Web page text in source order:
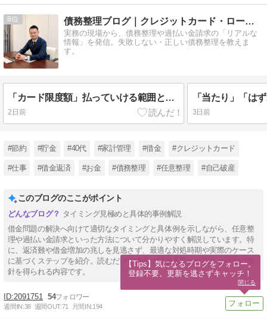
8 債務整理ブログ｜クレジットカード・ローン返済で悩んでいる方へ
実務の現場から、債務整理や過払い金請求の「リアルな
情報」を発信。失敗しない・正しい債務整理を教えま
す。
「カード限度額」払っていける範囲という勘違い
2日前 3日前
#節約 #貯金 #40代 #家計管理 #借金 #クレジットカード
#仕事 #借金返済 #お金 #債務整理 #任意整理 #自己破産
このブログのここがポイント
タイミング見極めと具体的事例解説
借金問題の解決へ向けて適切なタイミングと具体例を示しながら、任意整
理や過払い金請求といった方法について分かりやすく解説しています。特
に、返済難や借金増加の兆しを見逃さず、最適な対処時期や実際のケース
に基づくステップを紹介。読むだけで借金に対する新たな視点と行動の指
針を得られる内容です。
2091751 54
週間IN:38 週間OUT:71 月間IN:194
【Tips】気になるブログをフォロー。
登録不要。更新を逃さずキャッチ！
閉じる